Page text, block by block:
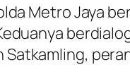
Metro Jaya